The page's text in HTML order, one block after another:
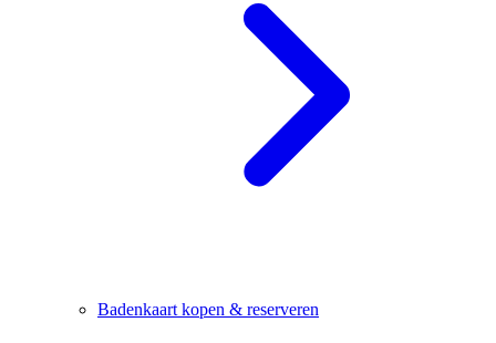
Badenkaart kopen & reserveren